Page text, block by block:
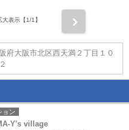
大表示【1/1】
府大阪市北区西天満２丁目１０
ョン
Y's village